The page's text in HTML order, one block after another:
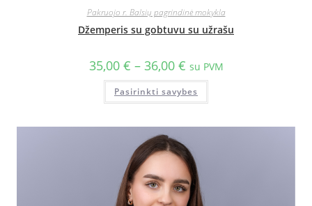
Pakruojo r. Balsių pagrindinė mokykla
Džemperis su gobtuvu su užrašu
35,00 € – 36,00 € su PVM
Pasirinkti savybes